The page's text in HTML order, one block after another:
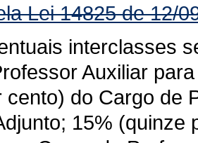
Lei 14825 de 12/
interclasses
Auxiliar
cento) do Cargo de
15%